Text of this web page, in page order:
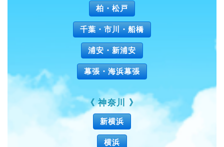
柏・松戸
千葉・市川・船橋
浦安・新浦安
幕張・海浜幕張
《 神奈川 》
新横浜
横浜